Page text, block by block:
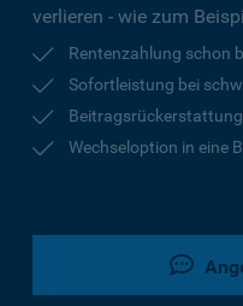
verlieren - wie zum
Rentenzahlung schon
Sofortleistung bei
Wechseloption in eine